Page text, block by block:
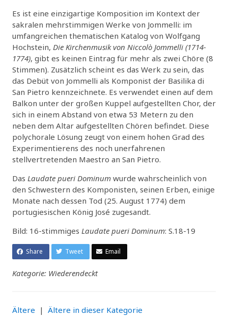
Es ist eine einzigartige Komposition im Kontext der
sakralen mehrstimmigen Werke von Jommelli: im
umfangreichen thematischen Katalog von Wolfgang
Hochstein, Die Kirchenmusik von Niccolò Jommelli (1714-
1774), gibt es keinen Eintrag für mehr als zwei Chöre (8
Stimmen). Zusätzlich scheint es das Werk zu sein, das
das Debüt von Jommelli als Komponist der Basilika di
San Pietro kennzeichnete. Es verwendet einen auf dem
Balkon unter der großen Kuppel aufgestellten Chor, der
sich in einem Abstand von etwa 53 Metern zu den
neben dem Altar aufgestellten Chören befindet. Diese
polychorale Lösung zeugt von einem hohen Grad des
Experimentierens des noch unerfahrenen
stellvertretenden Maestro an San Pietro.
Das Laudate pueri Dominum wurde wahrscheinlich von
den Schwestern des Komponisten, seinen Erben, einige
Monate nach dessen Tod (25. August 1774) dem
portugiesischen König José zugesandt.
Bild: 16-stimmiges Laudate pueri Dominum: S.18-19
Share Tweet Email
Kategorie: Wiederendeckt
Ältere | Ältere in dieser Kategorie